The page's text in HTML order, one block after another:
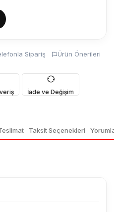
Sipariş
Ürün Önerileri
İade ve Değişim
Taksit Seçenekleri Yorumlar